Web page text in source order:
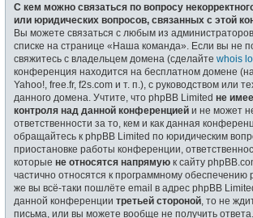
С кем можно связаться по вопросу
или юридических вопросов, связанных с этой
Вы можете связаться с любым из
списке на странице «Наша команда». Если вы не
свяжитесь с владельцем домена (сделайте whois
конференция находится на бесплатном домене
Yahoo!, free.fr, f2s.com и т. п.), с руководством или
данного домена. Учтите, что phpBB Limited не
контроля над данной конференцией и не может
ответственности за то, кем и как данная
обращайтесь к phpBB Limited по юридическим
приостановке работы конференции,
которые не относятся напрямую к сайту
частично относятся к программному обеспечению
же вы всё-таки пошлёте email в адрес phpBB
данной конференции третьей стороной , то не
письма, или вы можете вообще не получить ответа.